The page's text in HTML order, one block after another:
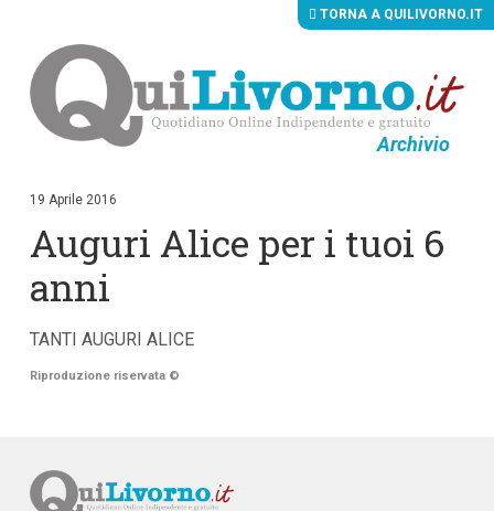
Archivio
i
c
n
t
n
t
n
c
TORNA A QUILIVORNO.IT
19 Aprile 2016
Auguri Alice per i tuoi 6
anni
TANTI AUGURI ALICE
Riproduzione riservata ©